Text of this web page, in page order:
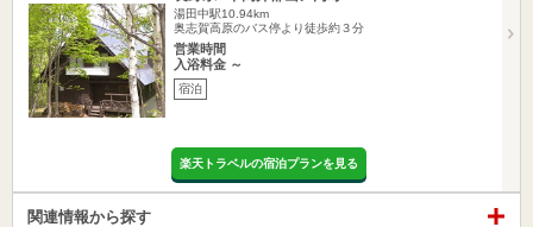
湯田中駅10.94km
奥志賀高原のバス停より徒歩約３分
営業時間
入浴料金 ～
宿泊
楽天トラベルの宿泊プランを見る
関連情報から探す